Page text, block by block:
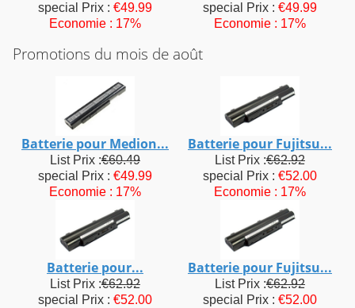
special Prix : €49.99
Economie : 17%
special Prix : €49.99
Economie : 17%
Promotions du mois de août
Batterie pour Medion...
List Prix :€60.49
special Prix : €49.99
Economie : 17%
Batterie pour Fujitsu...
List Prix :€62.92
special Prix : €52.00
Economie : 17%
Batterie pour...
List Prix :€62.92
special Prix : €52.00
Batterie pour Fujitsu...
List Prix :€62.92
special Prix : €52.00